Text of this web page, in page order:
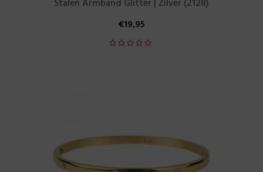
Stalen Armband Glitter | Zilver (2128)
€19,95